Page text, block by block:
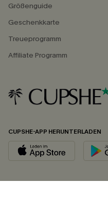
Größenguide
Geschenkkarte
Treueprogramm
Affiliate Programm
CUPSHE-APP HERUNTERLADEN